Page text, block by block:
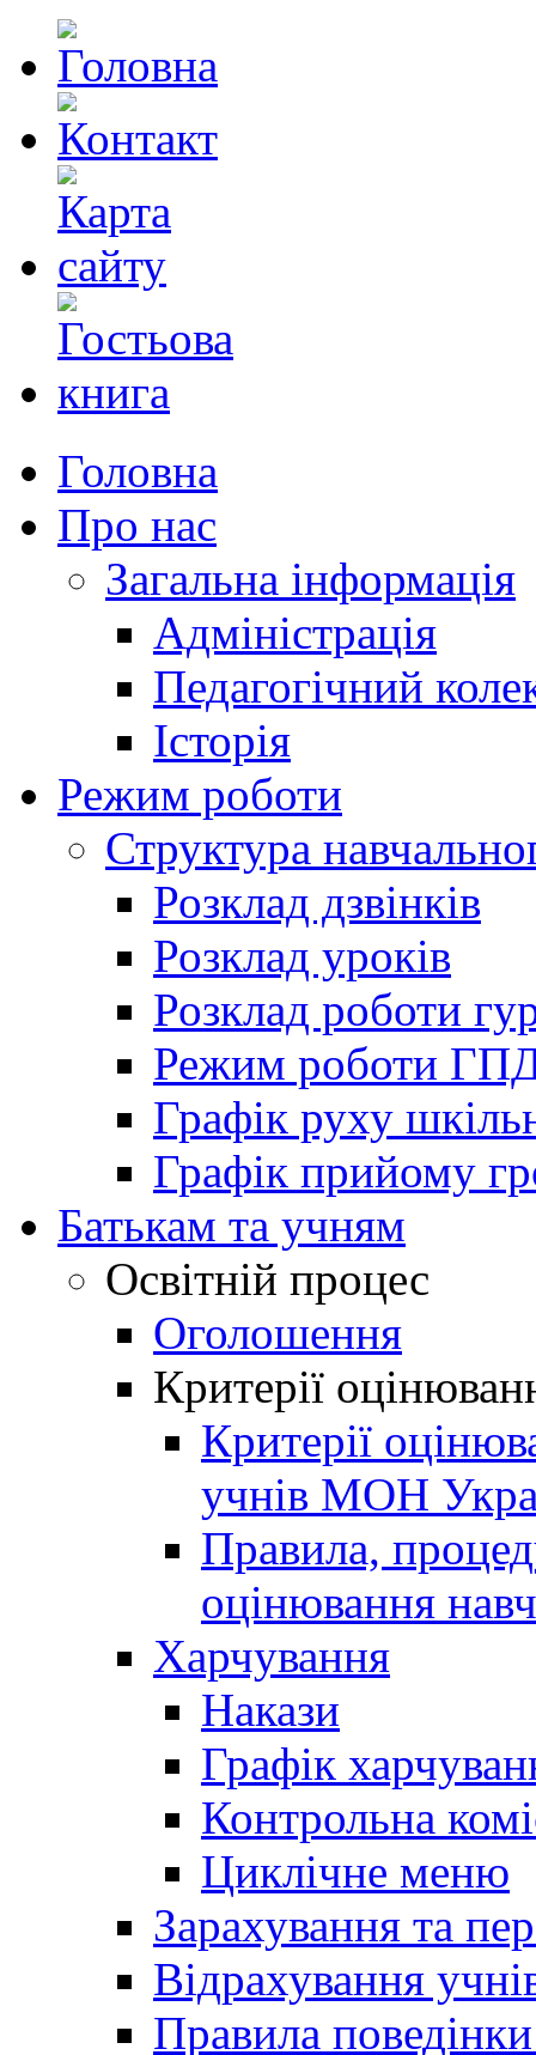
Головна
Про нас
Загальна інформація
Адміністрація
Педагогічний
Історія
Режим роботи
Структура
Розклад дзвінків
Розклад уроків
Розклад роботи
Режим роботи
Графік руху
Графік прийому
Батькам та учням
Освітній процес
Оголошення
Критерії
Критерії
учнів МОН
Правила,
оцінювання
Харчування
Накази
Графік
Контрольна
Циклічне меню
Зарахування та
Відрахування
Правила